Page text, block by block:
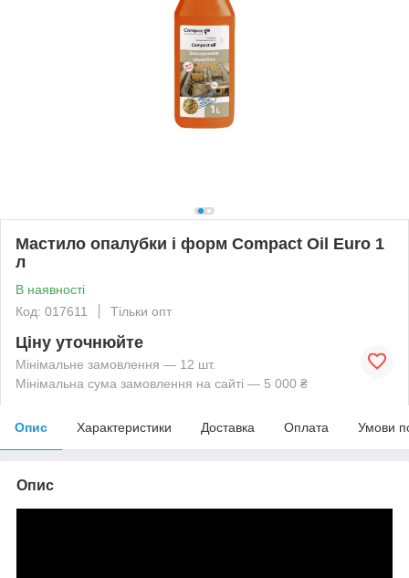
Мастило опалубки і форм Compact Oil Euro 1
л
В наявності
Код: 017611
Тільки опт
Ціну уточнюйте
Мінімальне замовлення — 12 шт.
Мінімальна сума замовлення на сайті — 5 000 ₴
Опис Характеристики Доставка Оплата Умови
Опис